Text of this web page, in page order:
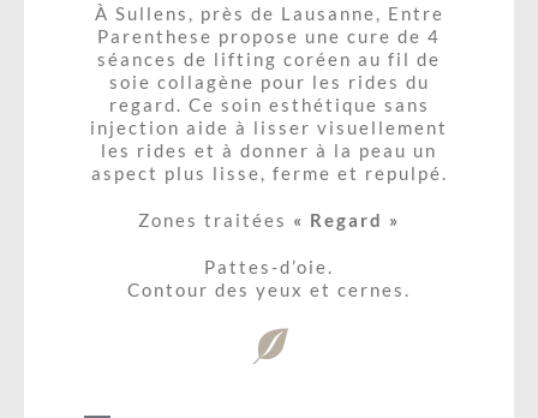
de
soie
collagène"REGARD"
À Sullens, près de Lausanne, Entre
Parenthese propose une cure de 4
séances de lifting coréen au fil de
soie collagène pour les rides du
regard. Ce soin esthétique sans
injection aide à lisser visuellement
les rides et à donner à la peau un
aspect plus lisse, ferme et repulpé.
Zones traitées « Regard »
Pattes-d’oie.
Contour des yeux et cernes.